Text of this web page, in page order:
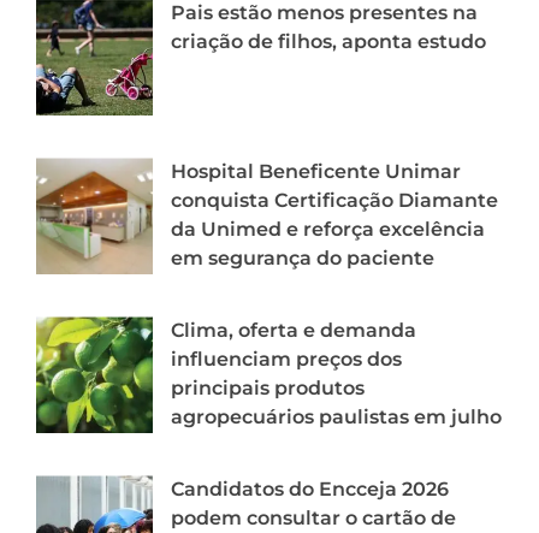
Pais estão menos presentes na
criação de filhos, aponta estudo
Hospital Beneficente Unimar
conquista Certificação Diamante
da Unimed e reforça excelência
em segurança do paciente
Clima, oferta e demanda
influenciam preços dos
principais produtos
agropecuários paulistas em julho
Candidatos do Encceja 2026
podem consultar o cartão de